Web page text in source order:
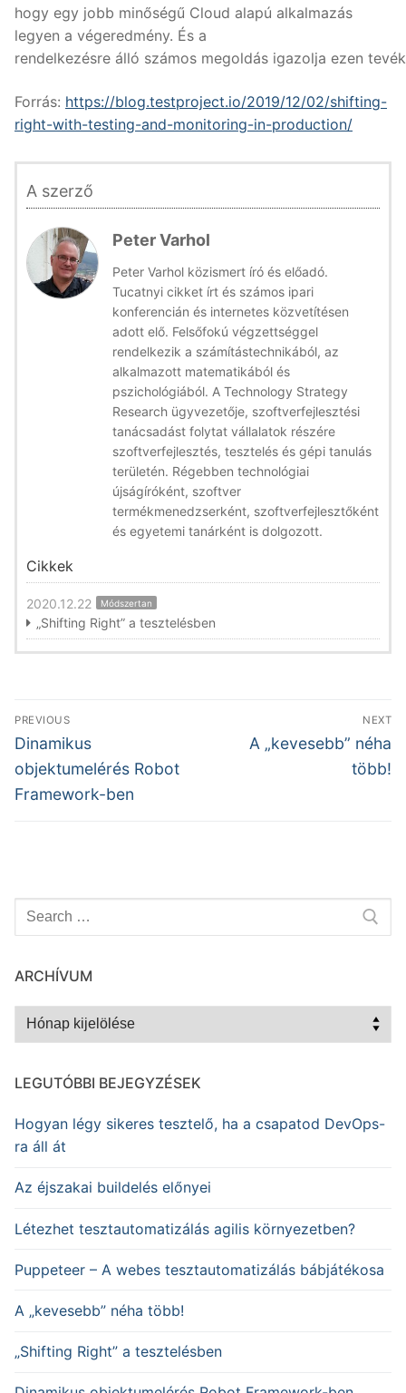
hogy egy jobb minőségű Cloud alapú alkalmazás
legyen a végeredmény. És a
rendelkezésre álló számos megoldás igazolja ezen
Forrás: https://blog.testproject.io/2019/12/02/shifting-
right-with-testing-and-monitoring-in-production/
A szerző
Peter Varhol
Peter Varhol közismert író és előadó.
Tucatnyi cikket írt és számos ipari
konferencián és internetes közvetítésen
adott elő. Felsőfokú végzettséggel
rendelkezik a számítástechnikából, az
alkalmazott matematikából és
pszichológiából. A Technology Strategy
Research ügyvezetője, szoftverfejlesztési
tanácsadást folytat vállalatok részére
szoftverfejlesztés, tesztelés és gépi tanulás
területén. Régebben technológiai
újságíróként, szoftver
termékmenedzserként, szoftverfejlesztőként
és egyetemi tanárként is dolgozott.
Cikkek
2020.12.22 Módszertan
„Shifting Right” a tesztelésben
Bejegyzés
navigáció
PREVIOUS
Previous
post:
Dinamikus
objektumelérés Robot
Framework-ben
NEXT
Next
A „kevesebb” néha
több!
Keresése:
ARCHÍVUM
Archívum
LEGUTÓBBI BEJEGYZÉSEK
Hogyan légy sikeres tesztelő, ha a csapatod DevOps-
ra áll át
Az éjszakai buildelés előnyei
Létezhet tesztautomatizálás agilis környezetben?
Puppeteer – A webes tesztautomatizálás bábjátékosa
A „kevesebb” néha több!
„Shifting Right” a tesztelésben